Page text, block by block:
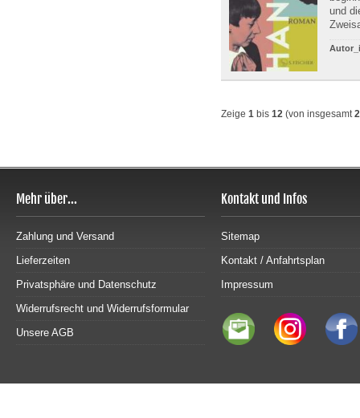
und
Zeige 1 bis 12 (von insgesamt
Mehr über...
Zahlung und Versand
Lieferzeiten
Privatsphäre und Datenschutz
Widerrufsrecht und Widerrufsformular
Unsere AGB
Kontakt und Infos
Sitemap
Kontakt / Anfahrtsplan
Impressum